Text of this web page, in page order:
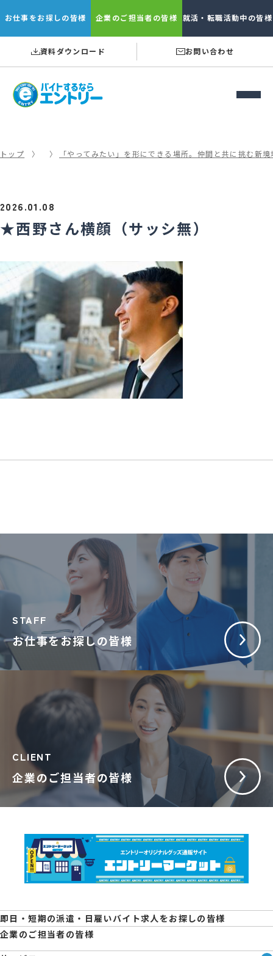
お仕事をお探しの皆様 企業のご担当者の皆様 就活・転職活動中の皆様
資料ダウンロード お問い合わせ
トップ 「やってみたい」を形にできる場所。仲間と共に挑む新境
2026.01.08
★西野さん横顔（サッシ無）
お仕事をお探しの皆様
STAFF
企業のご担当者の皆様
CLIENT
即日・短期の派遣・日雇いバイト求人をお探しの皆様
企業のご担当者の皆様